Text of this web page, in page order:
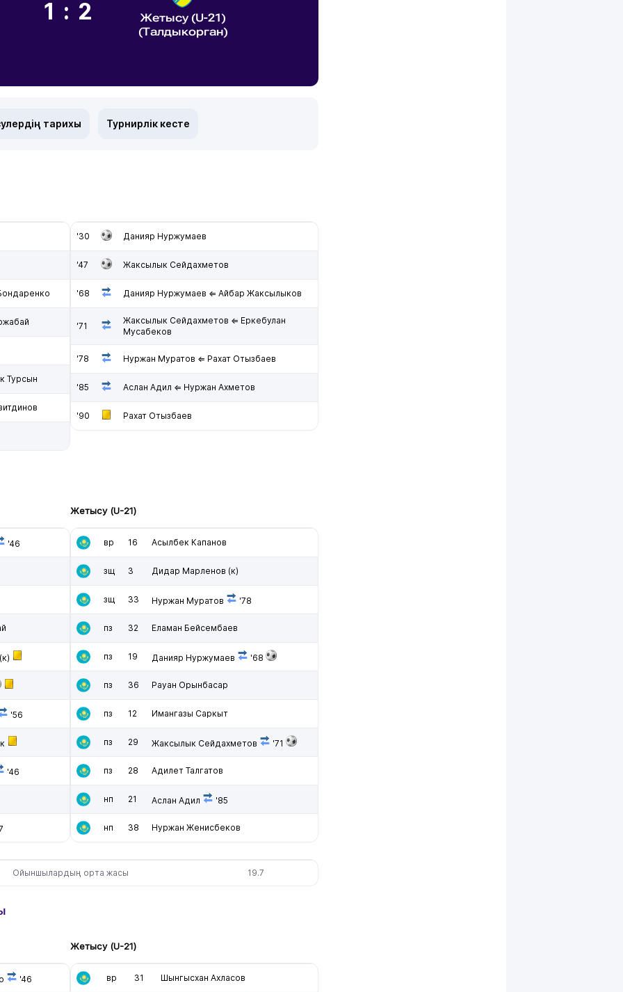
1:2
Жетысу (U-21)
(Талдыкорган)
тарихы Турнирлік кесте
Турсын
'30 Данияр Нуржумаев
'47 Жаксылык Сейдахметов
'68 Данияр Нуржумаев ⇐ Айбар Жаксылыков
'71
Жаксылык Сейдахметов ⇐ Еркебулан
Мусабеков
'78 Нуржан Муратов ⇐ Рахат Отызбаев
'85 Аслан Адил ⇐ Нуржан Ахметов
'90 Рахат Отызбаев
'46
'56
'46
Жетысу (U-21)
вр 16 Асылбек Капанов
зщ 3 Дидар Марленов (к)
зщ 33 Нуржан Муратов '78
пз 32 Еламан Бейсембаев
пз 19 Данияр Нуржумаев '68
пз 36 Рауан Орынбасар
пз 12 Имангазы Саркыт
пз 29 Жаксылык Сейдахметов '71
пз 28 Адилет Талгатов
нп 21 Аслан Адил '85
нп 38 Нуржан Женисбеков
Ойыншылардың орта жасы 19.7
'46
Жетысу (U-21)
вр 31 Шынгысхан Ахласов